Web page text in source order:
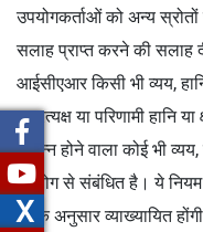
उपयोगकर्ताओं को अन्य
सलाह प्राप्त करने की सलाह
आईसीएआर किसी भी व्यय,
अप्रत्यक्ष या परिणामी हानि
उत्पन्न होने वाला कोई भी
उपयोग से संबंधित है। ये नियम
उनके अनुसार व्याख्यायित
X